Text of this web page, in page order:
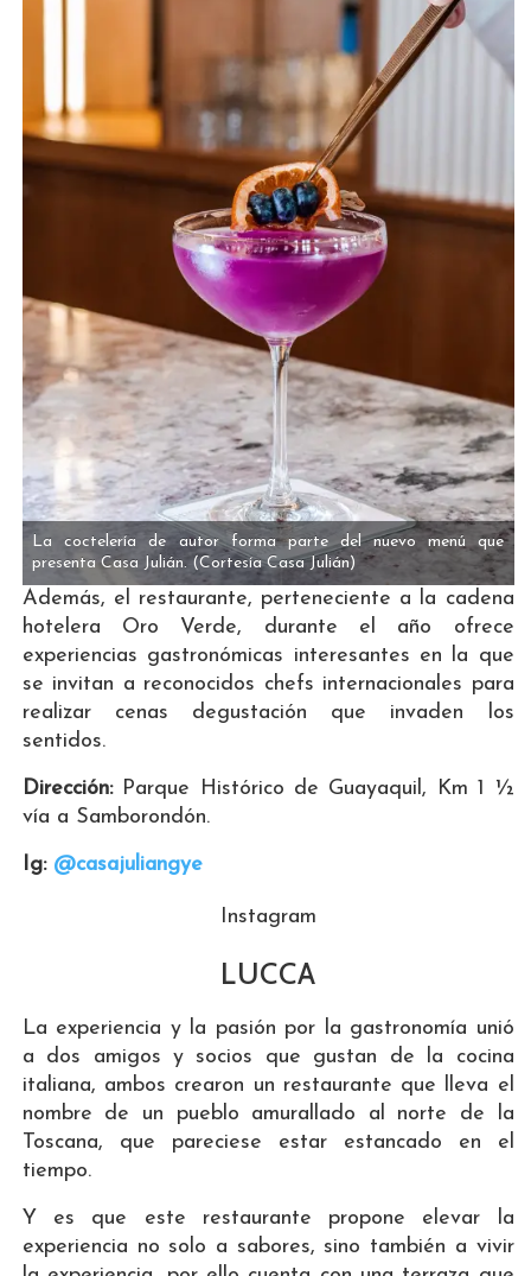
La coctelería de autor forma parte del nuevo menú que
presenta Casa Julián. (Cortesía Casa Julián)
Además, el restaurante, perteneciente a la cadena
hotelera Oro Verde, durante el año ofrece
experiencias gastronómicas interesantes en la que
se invitan a reconocidos chefs internacionales para
realizar cenas degustación que invaden los
sentidos.
Dirección:Parque Histórico de Guayaquil, Km 1 ½
vía a Samborondón.
Ig: @casajuliangye
Instagram
LUCCA
La experiencia y la pasión por la gastronomía unió
a dos amigos y socios que gustan de la cocina
italiana, ambos crearon un restaurante que lleva el
nombre de un pueblo amurallado al norte de la
Toscana, que pareciese estar estancado en el
tiempo.
Y es que este restaurante propone elevar la
experiencia no solo a sabores, sino también a vivir